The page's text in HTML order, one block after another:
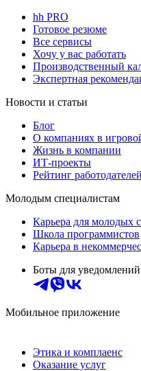
hh PRO
Готовое резюме
Все сервисы
Хочу у вас работать
Производственный
Экспертная
Новости и статьи
Блог
О компаниях в
Жизнь в компании
ИТ-проекты
Рейтинг
Молодым специалистам
Карьера для молодых
Школа программистов
Карьера в
Боты для уведомлений
Мобильное приложение
Этика и комплаенс
Оказание услуг